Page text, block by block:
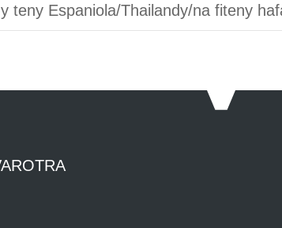
teny Espaniola/Thailandy/na fiteny